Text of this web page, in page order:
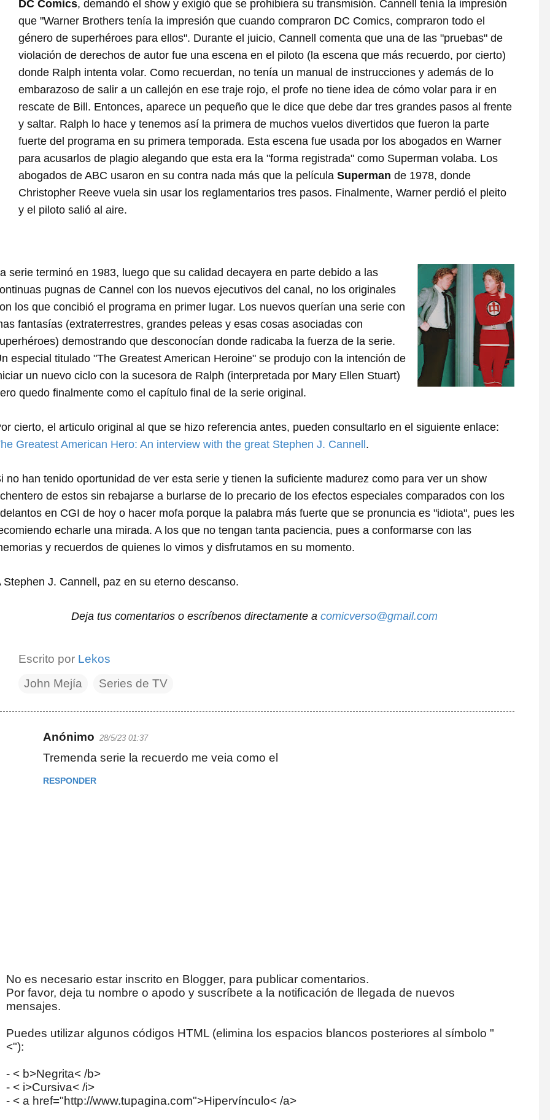
DC Comics, demandó el show y exigió que se prohibiera su transmisión. Cannell tenía la impresión
que "Warner Brothers tenía la impresión que cuando compraron DC Comics, compraron todo el
género de superhéroes para ellos". Durante el juicio, Cannell comenta que una de las "pruebas" de
violación de derechos de autor fue una escena en el piloto (la escena que más recuerdo, por cierto)
donde Ralph intenta volar. Como recuerdan, no tenía un manual de instrucciones y además de lo
embarazoso de salir a un callejón en ese traje rojo, el profe no tiene idea de cómo volar para ir en
rescate de Bill. Entonces, aparece un pequeño que le dice que debe dar tres grandes pasos al frente
y saltar. Ralph lo hace y tenemos así la primera de muchos vuelos divertidos que fueron la parte
fuerte del programa en su primera temporada. Esta escena fue usada por los abogados en Warner
para acusarlos de plagio alegando que esta era la "forma registrada" como Superman volaba. Los
abogados de ABC usaron en su contra nada más que la película Superman de 1978, donde
Christopher Reeve vuela sin usar los reglamentarios tres pasos. Finalmente, Warner perdió el pleito
y el piloto salió al aire.
serie terminó en 1983, luego que su calidad decayera en parte debido a las
pugnas de Cannel con los nuevos ejecutivos del canal, no los originales
los que concibió el programa en primer lugar. Los nuevos querían una serie con
fantasías (extraterrestres, grandes peleas y esas cosas asociadas con
demostrando que desconocían donde radicaba la fuerza de la serie.
especial titulado "The Greatest American Heroine" se produjo con la intención de
un nuevo ciclo con la sucesora de Ralph (interpretada por Mary Ellen Stuart)
quedo finalmente como el capítulo final de la serie original.
cierto, el articulo original al que se hizo referencia antes, pueden consultarlo en el siguiente enlace:
Greatest American Hero: An interview with the great Stephen J. Cannell .
no han tenido oportunidad de ver esta serie y tienen la suficiente madurez como para ver un show
de estos sin rebajarse a burlarse de lo precario de los efectos especiales comparados con los
en CGI de hoy o hacer mofa porque la palabra más fuerte que se pronuncia es "idiota", pues les
echarle una mirada. A los que no tengan tanta paciencia, pues a conformarse con las
y recuerdos de quienes lo vimos y disfrutamos en su momento.
Stephen J. Cannell, paz en su eterno descanso.
Deja tus comentarios o escríbenos directamente a comicverso@gmail.com
Escrito por Lekos
John Mejía
Series de TV
Anónimo 28/5/23 01:37
Tremenda serie la recuerdo me veia como el
RESPONDER
P
u
l
i
a
r
u
No es necesario estar inscrito en Blogger, para publicar comentarios.
Por favor, deja tu nombre o apodo y suscríbete a la notificación de llegada de nuevos
mensajes.
Puedes utilizar algunos códigos HTML (elimina los espacios blancos posteriores al símbolo "
<"):
- < b>Negrita< /b>
- < i>Cursiva< /i>
- < a href="http://www.tupagina.com">Hipervínculo< /a>